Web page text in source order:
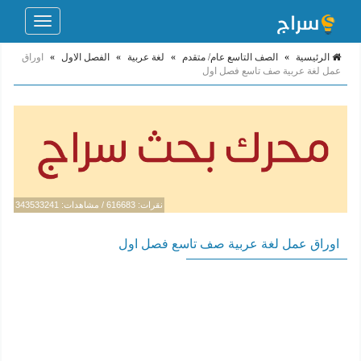
Toggle
الرئيسية » الصف التاسع عام/ متقدم » لغة عربية » الفصل الاول »
اوراق
عمل لغة عربية صف تاسع فصل اول
نقرات: 616683 / مشاهدات: 343533241
اوراق عمل لغة عربية صف تاسع فصل اول